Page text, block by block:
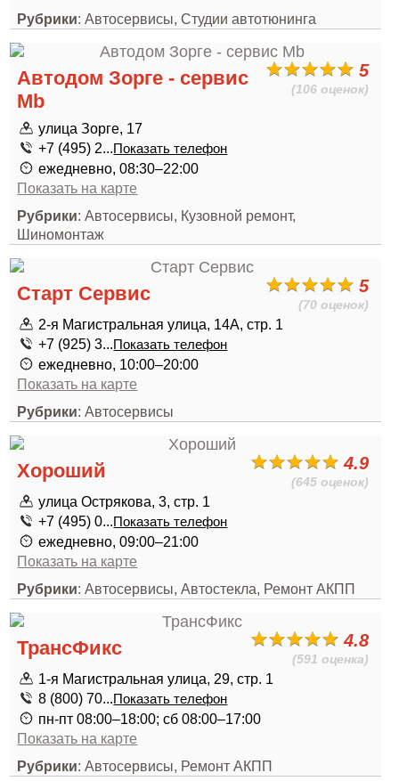
Рубрики: Автосервисы, Студии автотюнинга
5
(106 оценок)
Автодом Зорге - сервис
Mb
улица Зорге, 17
+7 (495) 2...Показать телефон
ежедневно, 08:30–22:00
Показать на карте
Рубрики: Автосервисы, Кузовной ремонт,
Шиномонтаж
5
(70 оценок)
Старт Сервис
2-я Магистральная улица, 14А, стр. 1
+7 (925) 3...Показать телефон
ежедневно, 10:00–20:00
Показать на карте
Рубрики: Автосервисы
4.9
(645 оценок)
Хороший
улица Острякова, 3, стр. 1
+7 (495) 0...Показать телефон
ежедневно, 09:00–21:00
Показать на карте
Рубрики: Автосервисы, Автостекла, Ремонт АКПП
4.8
(591 оценка)
ТрансФикс
1-я Магистральная улица, 29, стр. 1
8 (800) 70...Показать телефон
пн-пт 08:00–18:00; сб 08:00–17:00
Показать на карте
Рубрики: Автосервисы, Ремонт АКПП